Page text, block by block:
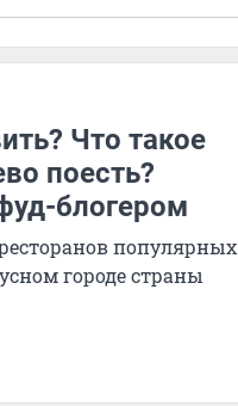
Что такое
поесть?
блогером
популярных
городе страны